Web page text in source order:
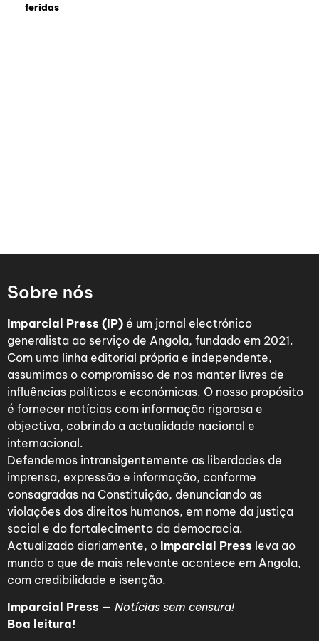
feridas
Sobre nós
Imparcial Press (IP) é um jornal electrónico
generalista ao serviço de Angola, fundado em 2021.
Com uma linha editorial própria e independente,
assumimos o compromisso de nos manter livres de
influências políticas e económicas. O nosso propósito
é fornecer notícias com informação rigorosa e
objectiva, cobrindo a actualidade nacional e
internacional.
Defendemos intransigentemente as liberdades de
imprensa, expressão e informação, conforme
consagradas na Constituição, denunciando as
violações dos direitos humanos, em nome da justiça
social e do fortalecimento da democracia.
Actualizado diariamente, o Imparcial Press leva ao
mundo o que de mais relevante acontece em Angola,
com credibilidade e isenção.
Imparcial Press — Notícias sem censura!
Boa leitura!